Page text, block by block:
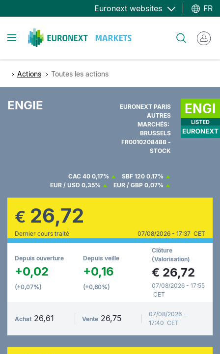
au
principal
Euronext websites FR
Toggle navigation
Actions Toutes les actions
ENGIE
EURONEXT PARIS
AUTRES
MARCHÉS:
BRUSSELS
FR0010208488 -
STOCK
CAC 40 0,17% SBF 120 0,17%
EUR / USD 0,35% EUR / GBP 0,07%
€ 26,72
Dernier cours traité 07/08/2026 - 17:37 CET
Depuis ouverture
+0,02
(+0,07%)
Depuis veille
+0,16
(+0,60%)
Clôture
(Valorisation)
€ 26,72
07/08/2026 - 17:55
CET
Achat 26,61 Vente 26,75
07/08/2026 -
17:40 CET